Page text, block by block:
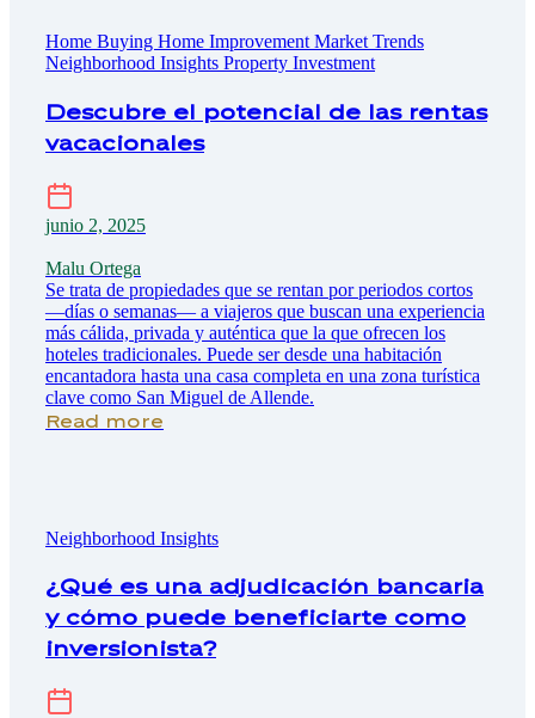
Home Buying Home Improvement Market Trends
Neighborhood Insights Property Investment
Descubre el potencial de las rentas
vacacionales
junio 2, 2025
Malu Ortega
Se trata de propiedades que se rentan por periodos cortos
—días o semanas— a viajeros que buscan una experiencia
más cálida, privada y auténtica que la que ofrecen los
hoteles tradicionales. Puede ser desde una habitación
encantadora hasta una casa completa en una zona turística
clave como San Miguel de Allende.
Read more
Neighborhood Insights
¿Qué es una adjudicación bancaria
y cómo puede beneficiarte como
inversionista?